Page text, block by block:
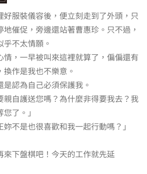
好服裝儀容後，便立刻走到了外頭，只
催促，旁邊還站著曹惠珍。只不過，
不太情願。
情，一早被叫來這裡就算了，偏偏還有
作是我也不樂意。
認為自己必須保護我。
親自護送您嗎？為什麼非得要我去？我
了。」
妳不是也很喜歡和我一起行動嗎？」
來下盤棋吧！今天的工作就先延